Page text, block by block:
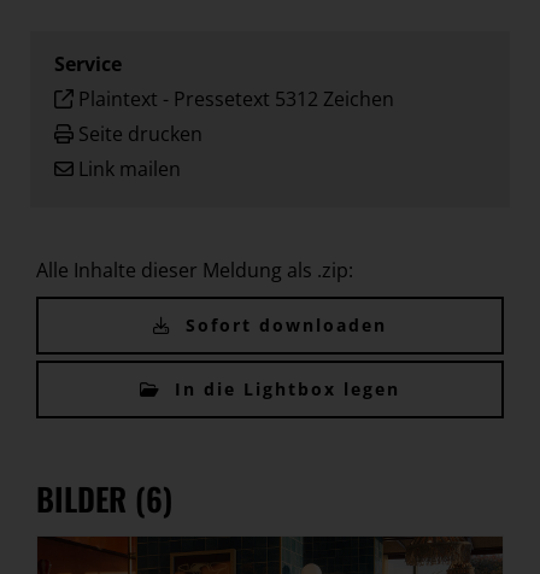
Service
Plaintext - Pressetext 5312 Zeichen
Seite drucken
Link mailen
Alle Inhalte dieser Meldung als .zip:
Sofort downloaden
In die Lightbox legen
BILDER (6)